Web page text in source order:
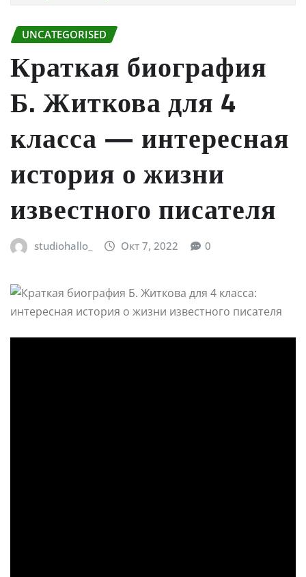
UNCATEGORISED
Краткая биография
Б. Житкова для 4
класса — интересная
история о жизни
известного писателя
studiohallo_ Окт 7, 2022 0